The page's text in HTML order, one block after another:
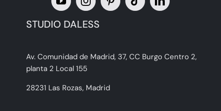
STUDIO DALESS
Av. Comunidad de Madrid, 37, CC Burgo Centro 2,
planta 2 Local 155
28231 Las Rozas, Madrid